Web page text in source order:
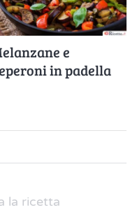
e
in padella
la ricetta